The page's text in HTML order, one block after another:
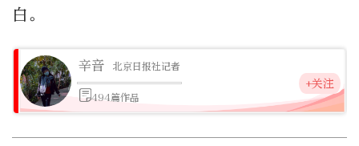
白。
辛音 北京日报社记者
494篇作品
+关注